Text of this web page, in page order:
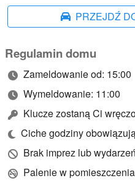
PRZEJDŹ
Regulamin domu
Zameldowanie od: 15:00
Wymeldowanie: 11:00
Klucze zostaną Ci
Ciche godziny
Brak imprez lub
Palenie w